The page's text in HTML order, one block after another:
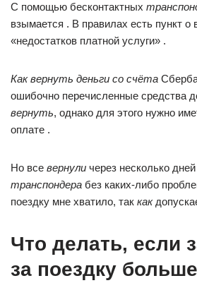
С помощью бесконтактных
взымается . В правилах есть пункт о
«недостатков платной услуги» .
Как вернуть деньги со счёта
ошибочно перечисленные средства
вернуть, однако для этого нужно
оплате .
Но все вернули через несколько
транспондера без каких-либо
поездку мне хватило, так как
Что делать, если
за поездку